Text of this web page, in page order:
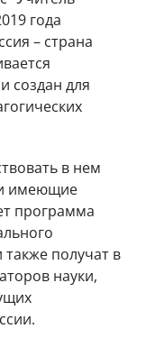
года
– страна
создан для
в нем
и имеющие
программа
получат в
науки,